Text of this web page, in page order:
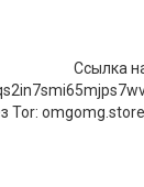
Ссылка
Tor: